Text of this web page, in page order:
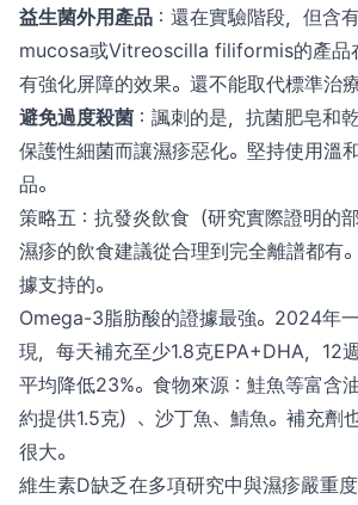
益生菌外用產品 ：還在實驗階段，但含
mucosa或Vitreoscilla filiformis的產品
有強化屏障的效果。還不能取代標準治
避免過度殺菌 ：諷刺的是，抗菌肥皂和
保護性細菌而讓濕疹惡化。堅持使用溫
品。
策略五：抗發炎飲食（研究實際證明的部
濕疹的飲食建議從合理到完全離譜都有
據支持的。
Omega-3脂肪酸的證據最強。2024年
現，每天補充至少1.8克EPA+DHA，12
平均降低23%。食物來源：鮭魚等富含
約提供1.5克）、沙丁魚、鯖魚。補充劑
很大。
維生素D缺乏在多項研究中與濕疹嚴重